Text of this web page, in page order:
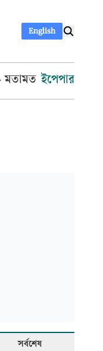
English
মতামত ইপেপার
সর্বশেষ